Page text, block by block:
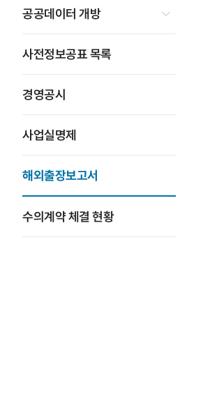
공공데이터 개방
사전정보공표 목록
경영공시
사업실명제
해외출장보고서
수의계약 체결 현황